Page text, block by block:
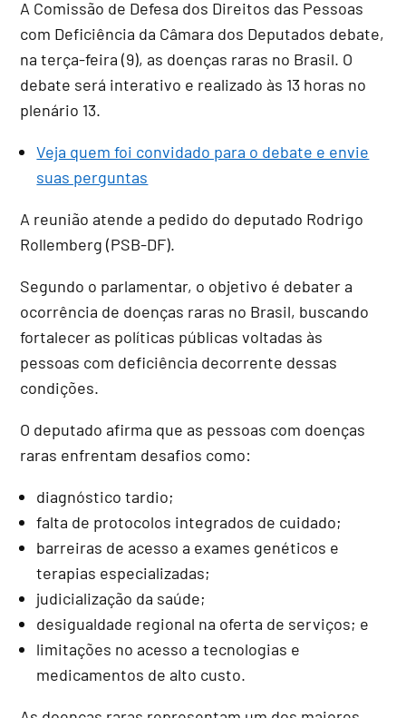
A Comissão de Defesa dos Direitos das Pessoas
com Deficiência da Câmara dos Deputados debate,
na terça-feira (9), as doenças raras no Brasil. O
debate será interativo e realizado às 13 horas no
plenário 13.
Veja quem foi convidado para o debate e envie
suas perguntas
A reunião atende a pedido do deputado Rodrigo
Rollemberg (PSB-DF).
Segundo o parlamentar, o objetivo é debater a
ocorrência de doenças raras no Brasil, buscando
fortalecer as políticas públicas voltadas às
pessoas com deficiência decorrente dessas
condições.
O deputado afirma que as pessoas com doenças
raras enfrentam desafios como:
diagnóstico tardio;
falta de protocolos integrados de cuidado;
barreiras de acesso a exames genéticos e
terapias especializadas;
judicialização da saúde;
desigualdade regional na oferta de serviços; e
limitações no acesso a tecnologias e
medicamentos de alto custo.